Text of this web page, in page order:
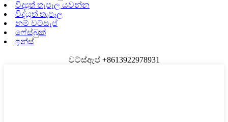
විද්‍යුත් තැපෑල යවන්න
විද්යුත් තැපෑල
නම් වට්සැප්
ෆේස්බුක්
ඉන්ස්
වට්ස්ඇප් +8613922978931